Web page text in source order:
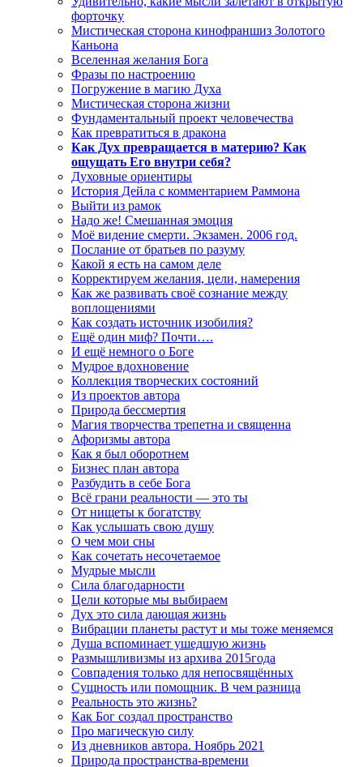
форточку
Мистическая сторона кинофраншиз Золотого
Каньона
Вселенная желания Бога
Фразы по настроению
Погружение в магию Духа
Мистическая сторона жизни
Фундаментальный проект человечества
Как превратиться в дракона
Как Дух превращается в материю? Как
ощущать Его внутри себя?
Духовные ориентиры
История Дейла с комментарием Раммона
Выйти из рамок
Надо же! Смешанная эмоция
Моё видение смерти. Экзамен. 2006 год.
Послание от братьев по разуму
Какой я есть на самом деле
Корректируем желания, цели, намерения
Как же развивать своё сознание между
воплощениями
Как создать источник изобилия?
Ещё один миф? Почти….
И ещё немного о Боге
Мудрое вдохновение
Коллекция творческих состояний
Из проектов автора
Природа бессмертия
Магия творчества трепетна и священна
Афоризмы автора
Как я был оборотнем
Бизнес план автора
Разбудить в себе Бога
Всё грани реальности — это ты
От нищеты к богатству
Как услышать свою душу
О чем мои сны
Как сочетать несочетаемое
Мудрые мысли
Сила благодарности
Цели которые мы выбираем
Дух это сила дающая жизнь
Вибрации планеты растут и мы тоже меняемся
Душа вспоминает ушедшую жизнь
Размышливизмы из архива 2015года
Совпадения только для непосвящённых
Сущность или помощник. В чем разница
Реальность это жизнь?
Как Бог создал пространство
Про магическую силу
Из дневников автора. Ноябрь 2021
Природа пространства-времени